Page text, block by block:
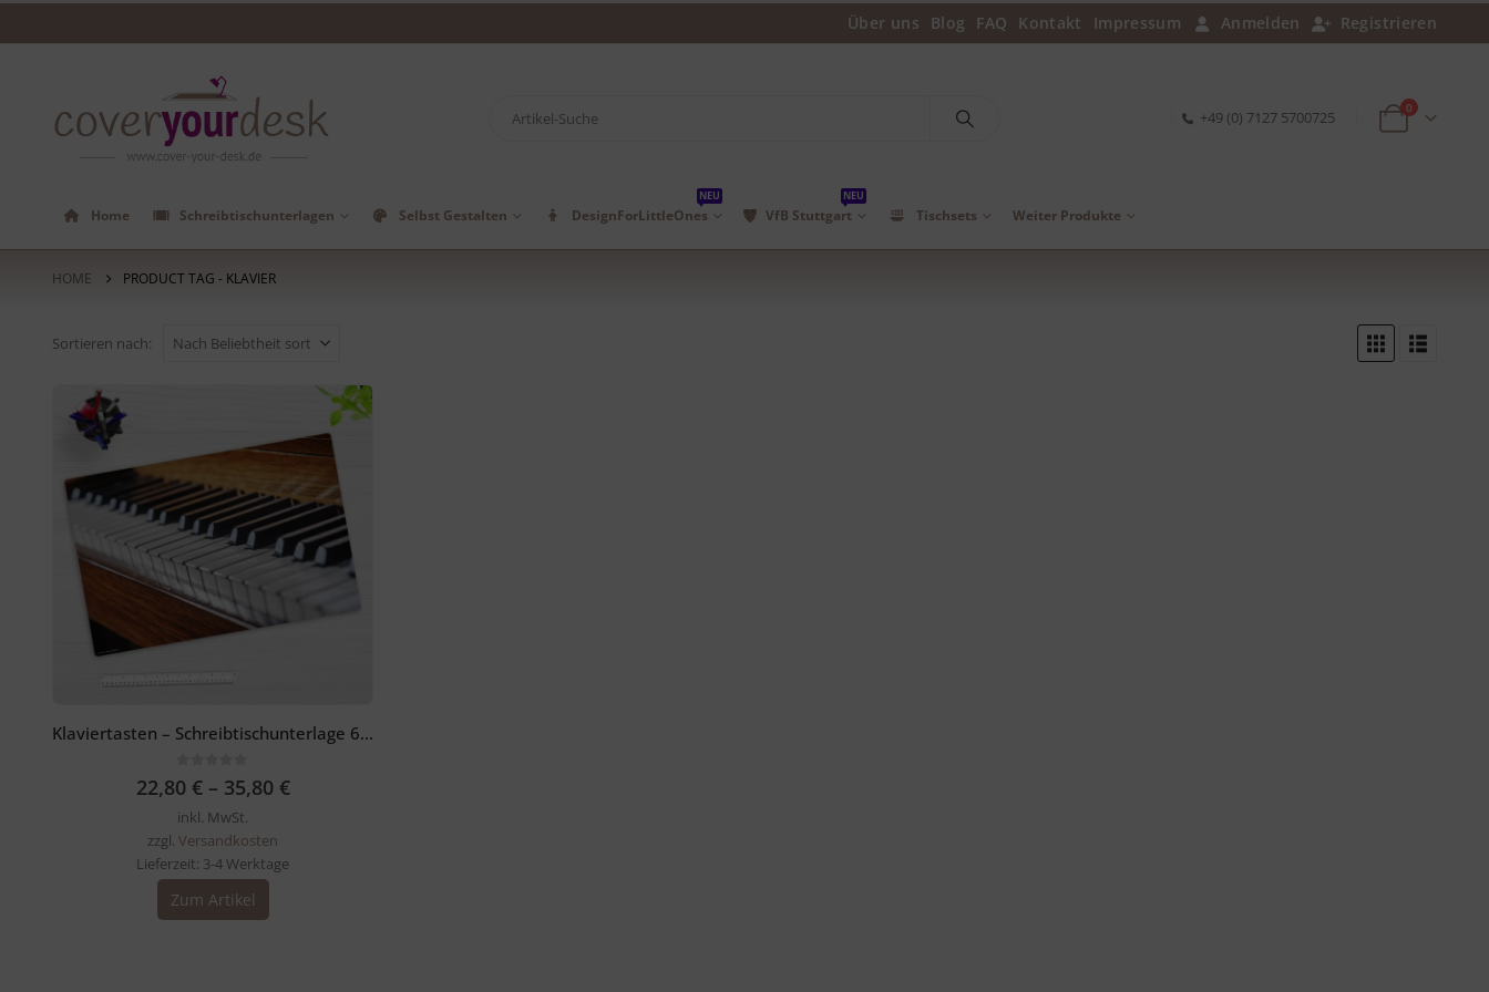
Über uns Blog FAQ Kontakt Impressum Anmelden Registrieren
+49 (0) 7127 5700725
0
Home Schreibtischunterlagen Selbst Gestalten DesignForLittleOnes
NEU
VfB Stuttgart
NEU
Tischsets Weiter Produkte
HOME PRODUCT TAG - KLAVIER
Sortieren nach:
Klaviertasten – Schreibtischunterlage 60 x 40 cm
22,80 €– 35,80 €
inkl. MwSt.
zzgl. Versandkosten
Lieferzeit: 3-4 Werktage
Zum Artikel
Produkt